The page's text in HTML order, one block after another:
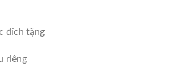
đích tặng
riêng